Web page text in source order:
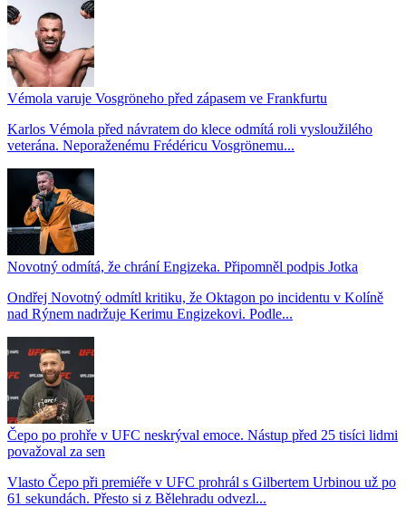
Vémola varuje Vosgröneho před zápasem ve Frankfurtu
Karlos Vémola před návratem do klece odmítá roli vysloužilého
veterána. Neporaženému Frédéricu Vosgrönemu...
Novotný odmítá, že chrání Engizeka. Připomněl podpis Jotka
Ondřej Novotný odmítl kritiku, že Oktagon po incidentu v Kolíně
nad Rýnem nadržuje Kerimu Engizekovi. Podle...
Čepo po prohře v UFC neskrýval emoce. Nástup před 25 tisíci lidmi
považoval za sen
Vlasto Čepo při premiéře v UFC prohrál s Gilbertem Urbinou už po
61 sekundách. Přesto si z Bělehradu odvezl...